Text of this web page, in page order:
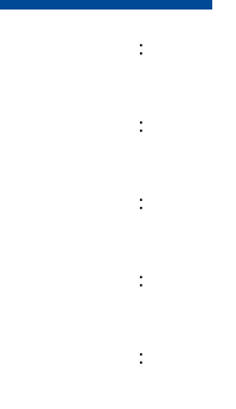
:
:
:
:
: